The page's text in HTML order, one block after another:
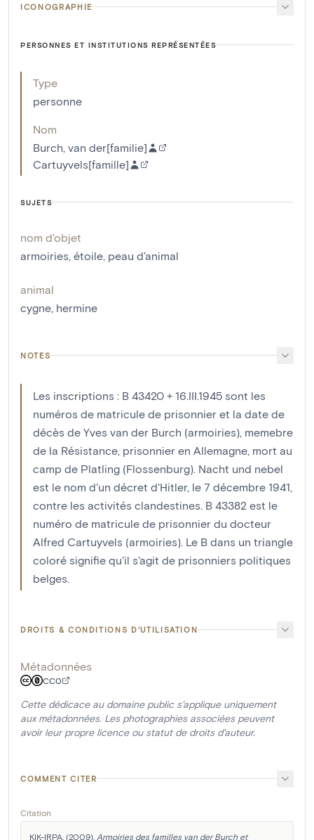
ICONOGRAPHIE
PERSONNES ET INSTITUTIONS REPRÉSENTÉES
Type
personne
Nom
Burch, van der[familie]
Cartuyvels[famille]
SUJETS
nom d'objet
armoiries étoile peau d'animal
animal
cygne hermine
NOTES
Les inscriptions : B 43420 + 16.III.1945 sont les
numéros de matricule de prisonnier et la date de
décès de Yves van der Burch (armoiries), memebre
de la Résistance, prisonnier en Allemagne, mort au
camp de Platling (Flossenburg). Nacht und nebel
est le nom d'un décret d'Hitler, le 7 décembre 1941,
contre les activités clandestines. B 43382 est le
numéro de matricule de prisonnier du docteur
Alfred Cartuyvels (armoiries). Le B dans un triangle
coloré signifie qu'il s'agit de prisonniers politiques
belges.
DROITS & CONDITIONS D'UTILISATION
Métadonnées
CC0
Cette dédicace au domaine public s'applique uniquement
aux métadonnées. Les photographies associées peuvent
avoir leur propre licence ou statut de droits d'auteur.
COMMENT CITER
Citation
KIK-IRPA. (2009). Armoiries des familles van der Burch et